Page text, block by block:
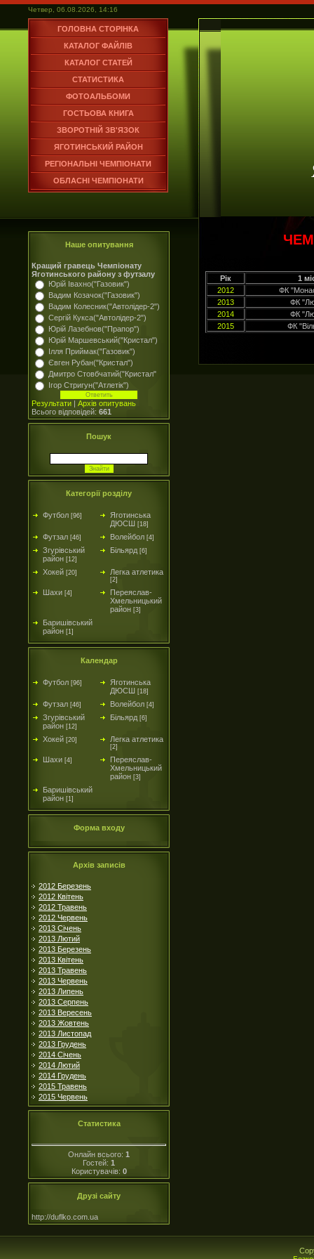
Четвер, 06.08.2026, 14:16
ГОЛОВНА СТОРІНКА
КАТАЛОГ ФАЙЛІВ
КАТАЛОГ СТАТЕЙ
СТАТИСТИКА
ФОТОАЛЬБОМИ
ГОСТЬОВА КНИГА
ЗВОРОТНІЙ ЗВ'ЯЗОК
ЯГОТИНСЬКИЙ РАЙОН
РЕГІОНАЛЬНІ ЧЕМПІОНАТИ
ОБЛАСНІ ЧЕМПІОНАТИ
Наше опитування
Кращий гравець Чемпіонату
Яготинського району з футзалу
Юрій Івахно("Газовик")
Вадим Козачок("Газовик")
Вадим Колесник("Автолідер-2")
Сергій Кукса("Автолідер-2")
Юрій Лазебнов("Прапор")
Юрій Маршевський("Кристал")
Ілля Приймак("Газовик")
Євген Рубан("Кристал")
Дмитро Стовбчатий("Кристал"
Ігор Стригун("Атлетік")
Результати | Архів опитувань
Всього відповідей: 661
Пошук
Категорії розділу
Футбол [96]
Яготинська
ДЮСШ [18]
Футзал [46] Волейбол [4]
Згурівський
район [12]
Більярд [6]
Хокей [20] Легка атлетика
[2]
Шахи [4]
Переяслав-
Хмельницький
район [3]
Баришівський
район [1]
Календар
Футбол [96]
Яготинська
ДЮСШ [18]
Футзал [46] Волейбол [4]
Згурівський
район [12]
Більярд [6]
Хокей [20] Легка атлетика
[2]
Шахи [4]
Переяслав-
Хмельницький
район [3]
Баришівський
район [1]
Форма входу
Архів записів
2012 Березень
2012 Квітень
2012 Травень
2012 Червень
2013 Січень
2013 Лютий
2013 Березень
2013 Квітень
2013 Травень
2013 Червень
2013 Липень
2013 Серпень
2013 Вересень
2013 Жовтень
2013 Листопад
2013 Грудень
2014 Січень
2014 Лютий
2014 Грудень
2015 Травень
2015 Червень
Статистика
Онлайн всього: 1
Гостей: 1
Користувачів: 0
Друзі сайту
http://duflko.com.ua
Рік
1
2012
ФК
2013
ФК
2014
ФК
2015
ФК